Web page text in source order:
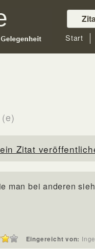
Start
Zitat
man bei anderen
Eingereicht von: